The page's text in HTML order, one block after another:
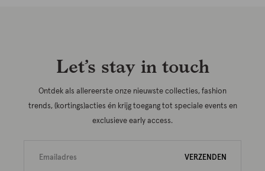
Let’s stay in touch
Ontdek als allereerste onze nieuwste collecties, fashion
trends, (kortings)acties én krijg toegang tot speciale events en
exclusieve early access.
VERZENDEN